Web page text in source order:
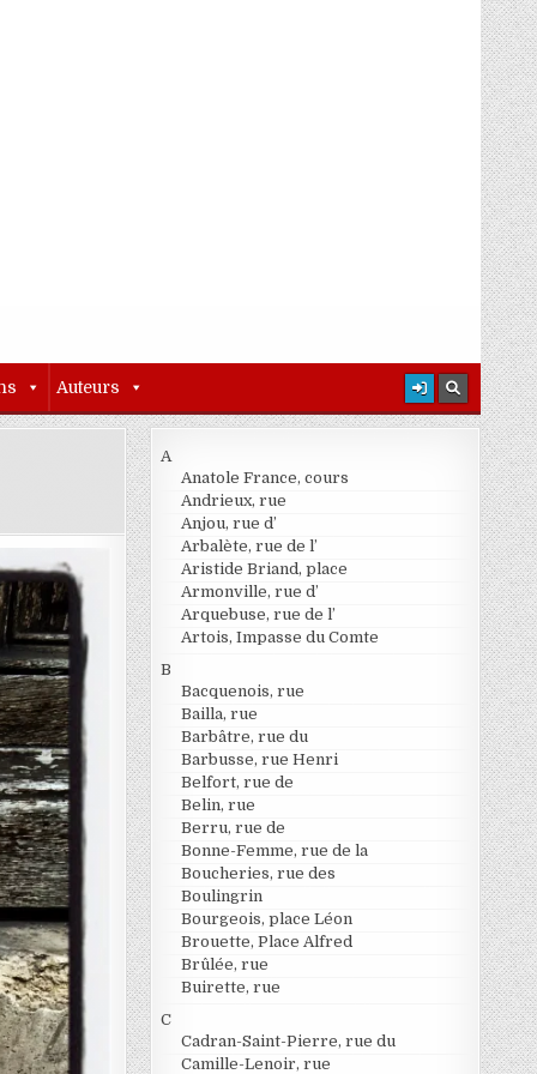
Auteurs
A
Anatole France, cours
Andrieux, rue
Anjou, rue d’
Arbalète, rue de l’
Aristide Briand, place
Armonville, rue d’
Arquebuse, rue de l’
Artois, Impasse du Comte
B
Bacquenois, rue
Bailla, rue
Barbâtre, rue du
Barbusse, rue Henri
Belfort, rue de
Belin, rue
Berru, rue de
Bonne-Femme, rue de la
Boucheries, rue des
Boulingrin
Bourgeois, place Léon
Brouette, Place Alfred
Brûlée, rue
Buirette, rue
C
Cadran-Saint-Pierre, rue du
Camille-Lenoir, rue